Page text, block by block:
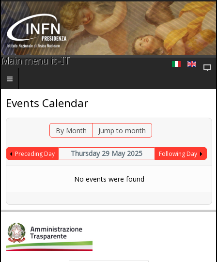
Main menu it-IT
Events Calendar
By Month Jump to month
Preceding Day Thursday 29 May 2025 Following Day
No events were found